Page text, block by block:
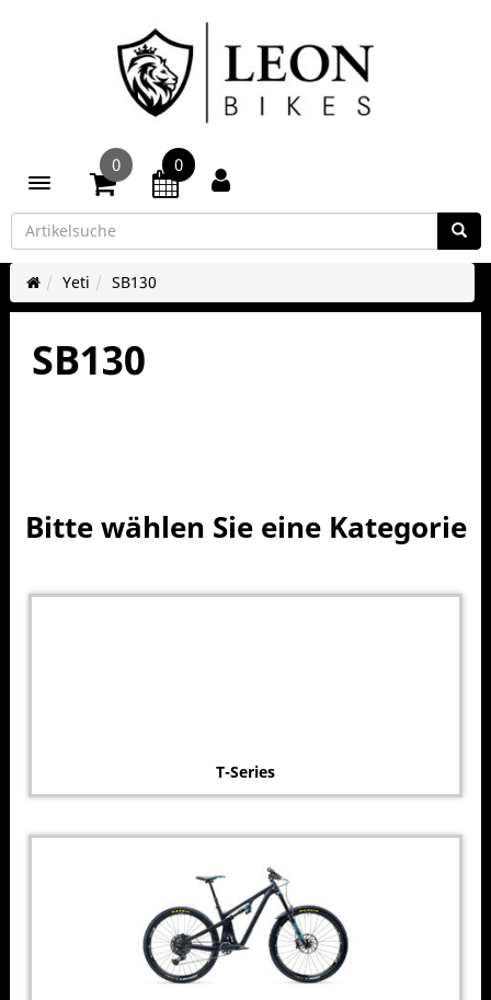
Toggle navigation
0 0
Yeti SB130
SB130
Bitte wählen Sie eine Kategorie
T-Series